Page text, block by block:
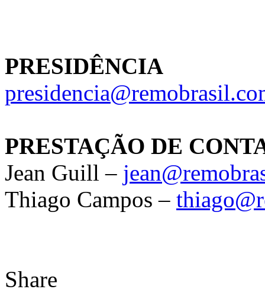
PRESIDÊNCIA
PRESTAÇÃO DE
Jean Guill –
Thiago Campos –
Share